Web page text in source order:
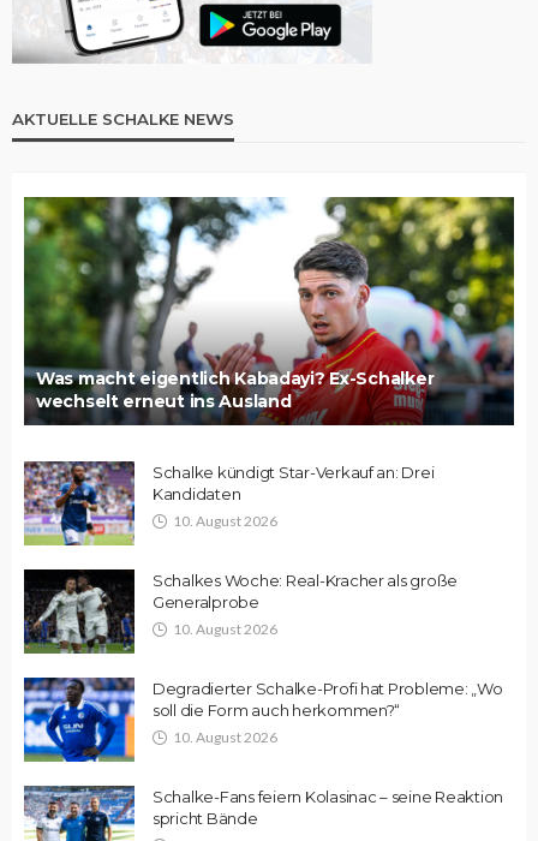
AKTUELLE SCHALKE NEWS
Was macht eigentlich Kabadayi? Ex-Schalker
wechselt erneut ins Ausland
Schalke kündigt Star-Verkauf an: Drei
Kandidaten
10. August 2026
Schalkes Woche: Real-Kracher als große
Generalprobe
10. August 2026
Degradierter Schalke-Profi hat Probleme: „Wo
soll die Form auch herkommen?“
10. August 2026
Schalke-Fans feiern Kolasinac – seine Reaktion
spricht Bände